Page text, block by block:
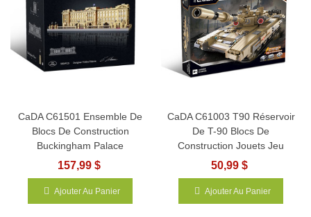
CaDA C61501 Ensemble De
Blocs De Construction
Buckingham Palace
157,99 $
Ajouter Au Panier
CaDA C61003 T90 Réservoir
De T-90 Blocs De
Construction Jouets Jeu
50,99 $
Ajouter Au Panier